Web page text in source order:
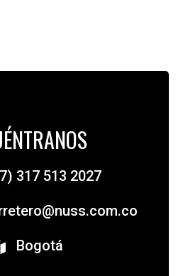
317 513 2027
Bogotá